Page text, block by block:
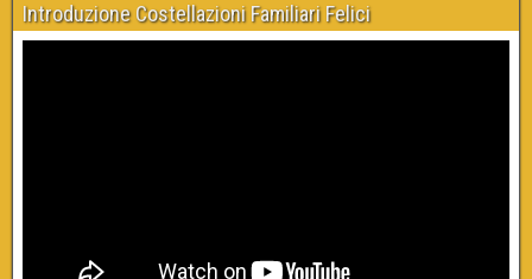
Introduzione Costellazioni Familiari Felici